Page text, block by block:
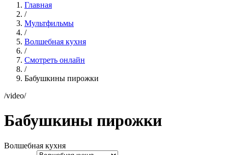
Главная
/
Мультфильмы
/
Волшебная кухня
/
Смотреть онлайн
/
Бабушкины пирожки
/video/
Бабушкины пирожки
Волшебная кухня